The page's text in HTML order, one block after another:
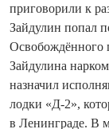
приговорили к
Зайдулин попал
Освобождённого
Зай­дулина
назначил
лодки «Д-2»,
в Ленинграде. В